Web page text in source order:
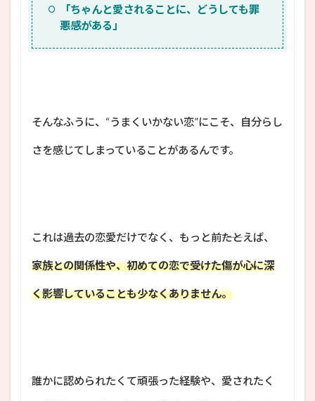
「ちゃんと愛されることに、どうしても罪
悪感がある」
そんなふうに、“うまくいかない恋”にこそ、自分らし
さを感じてしまっていることがあるんです。
これは過去の恋愛だけでなく、もっと前――たとえば、
家族との関係性や、初めての恋で受けた傷が心に深
く影響していることも少なくありません。
誰かに認められたくて頑張った経験や、愛されたく